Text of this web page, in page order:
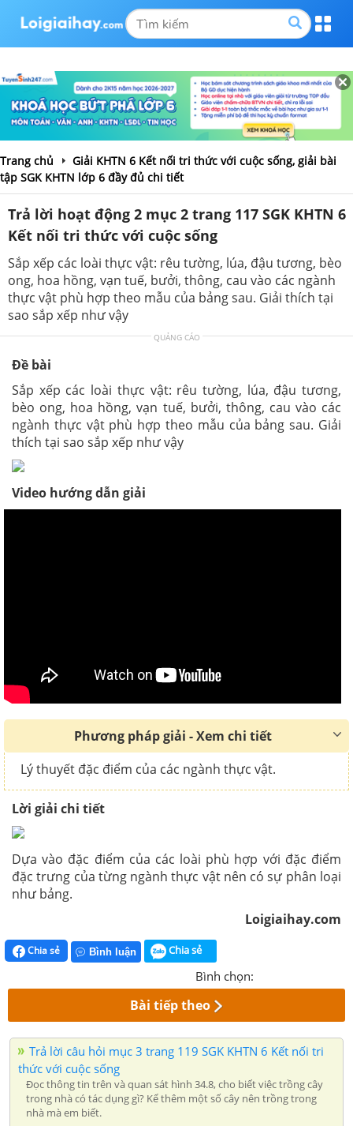
Trang chủ
Giải KHTN 6 Kết nối tri thức với cuộc sống, giải bài
tập SGK KHTN lớp 6 đầy đủ chi tiết
Trả lời hoạt động 2 mục 2 trang 117 SGK KHTN 6
Kết nối tri thức với cuộc sống
Sắp xếp các loài thực vật: rêu tường, lúa, đậu tương, bèo
ong, hoa hồng, vạn tuế, bưởi, thông, cau vào các ngành
thực vật phù hợp theo mẫu của bảng sau. Giải thích tại
sao sắp xếp như vậy
QUẢNG CÁO
Đề bài
Sắp xếp các loài thực vật: rêu tường, lúa, đậu tương,
bèo ong, hoa hồng, vạn tuế, bưởi, thông, cau vào các
ngành thực vật phù hợp theo mẫu của bảng sau. Giải
thích tại sao sắp xếp như vậy
Video hướng dẫn giải
Phương pháp giải - Xem chi tiết
Lý thuyết đặc điểm của các ngành thực vật.
Lời giải chi tiết
Dựa vào đặc điểm của các loài phù hợp với đặc điểm
đặc trưng của từng ngành thực vật nên có sự phân loại
như bảng.
Loigiaihay.com
Chia sẻ Bình luận Chia sẻ
Bình chọn:
Bài tiếp theo
Trả lời câu hỏi mục 3 trang 119 SGK KHTN 6 Kết nối tri
thức với cuộc sống
Đọc thông tin trên và quan sát hình 34.8, cho biết việc trồng cây
trong nhà có tác dụng gì? Kể thêm một số cây nên trồng trong
nhà mà em biết.